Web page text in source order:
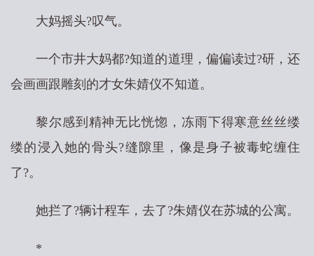
大妈摇头?叹气。
一个市井大妈都?知道的道理，偏偏读过?研，还
会画画跟雕刻的才女朱婧仪不知道。
黎尔感到精神无比恍惚，冻雨下得寒意丝丝缕
缕的浸入她的骨头?缝隙里，像是身子被毒蛇缠住
了?。
她拦了?辆计程车，去了?朱婧仪在苏城的公寓。
*